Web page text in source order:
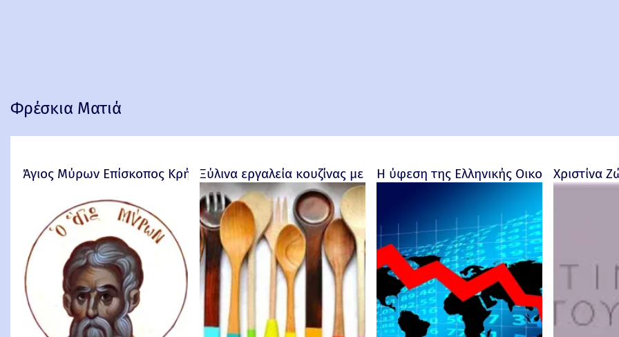
Φρέσκια Ματιά
Άγιος Μύρων Επίσκοπος ΚρήτηςΞύλινα εργαλεία κουζίνας με προσωπικότηταΗ ύφεση της Ελληνικής Οικονομίας -
Χριστίνα